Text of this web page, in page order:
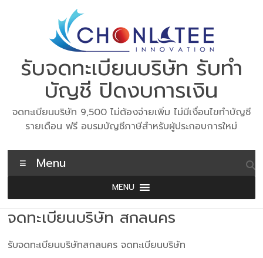
รับจดทะเบียนบริษัท รับทำ
บัญชี ปิดงบการเงิน
จดทะเบียนบริษัท 9,500 ไม่ต้องจ่ายเพิ่ม ไม่มีเงื่อนไขทำบัญชี
รายเดือน ฟรี อบรมบัญชีภาษีสำหรับผู้ประกอบการใหม่
Menu
MENU
จดทะเบียนบริษัท สกลนคร
รับจดทะเบียนบริษัทสกลนคร จดทะเบียนบริษัท